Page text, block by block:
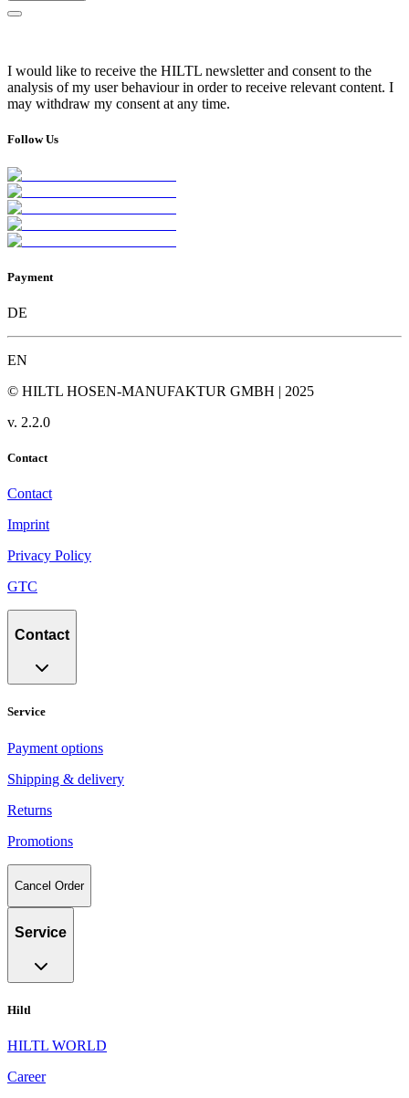
I would like to receive the HILTL newsletter and consent to the
analysis of my user behaviour in order to receive relevant content. I
may withdraw my consent at any time.
Follow Us
Payment
DE
EN
© HILTL HOSEN-MANUFAKTUR GMBH | 2025
v. 2.2.0
Contact
Contact
Imprint
Privacy Policy
GTC
Contact
Service
Payment options
Shipping & delivery
Returns
Promotions
Cancel Order
Service
Hiltl
HILTL WORLD
Career